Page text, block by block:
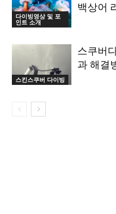
다이빙영상 및 포
인트 소개
백상어
스킨스쿠버 다이빙
스쿠버
과 해결